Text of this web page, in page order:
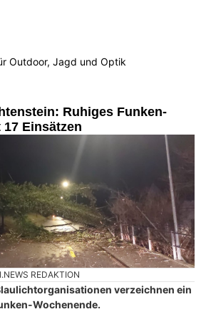
Outdoor, Jagd und Optik
Ruhiges Funken-
Einsätzen
REDAKTION
verzeichnen ein
Wochenende.